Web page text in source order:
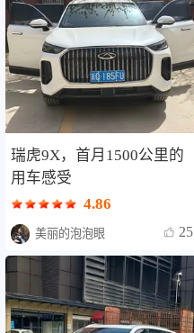
瑞虎9X，首月1500公里的
用车感受
4.86
美丽的泡泡眼 25